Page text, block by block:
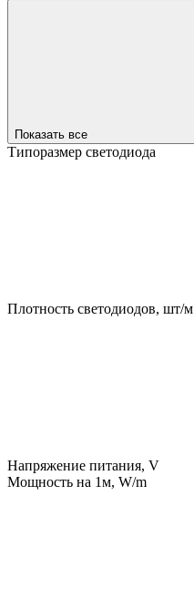
Показать все
Типоразмер светодиода
Плотность светодиодов, шт/м
Напряжение питания, V
Мощность на 1м, W/m